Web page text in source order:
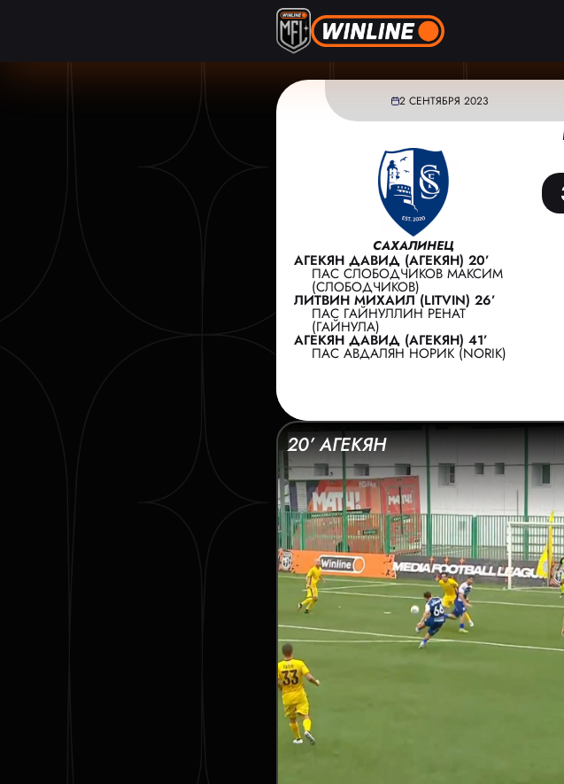
2 СЕНТЯБРЯ 2023
САХАЛИНЕЦ
АГЕКЯН ДАВИД (АГЕКЯН) 20’
ПАС СЛОБОДЧИКОВ МАКСИМ
(СЛОБОДЧИКОВ)
ЛИТВИН МИХАИЛ (LITVIN) 26’
ПАС ГАЙНУЛЛИН РЕНАТ
(ГАЙНУЛА)
АГЕКЯН ДАВИД (АГЕКЯН) 41’
ПАС АВДАЛЯН НОРИК (NORIK)
ГЛАВНЫЙ
ПОМОЩНИК
20’ АГЕКЯН